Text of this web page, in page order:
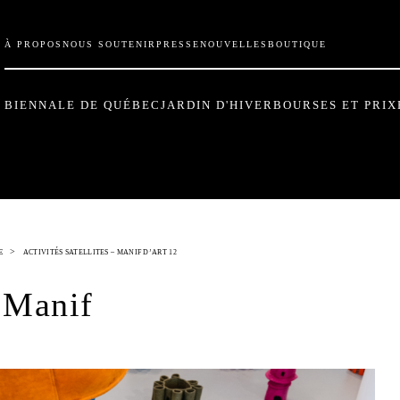
À PROPOS NOUS SOUTENIR PRESSENOUVELLES BOUTIQUE
BIENNALE DE QUÉBEC JARDIN D'HIVERBOURSES ET PRIX
> ACTIVITÉS SATELLITES – MANIF D’ART 12